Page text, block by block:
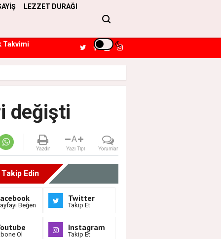
LEZZET DURAĞI
Takvimi
değişti
Yazdır
A
Yazı Tipi Yorumlar
Takip Edin
Beğen
Twitter
Takip Et
Ol
Instagram
Takip Et